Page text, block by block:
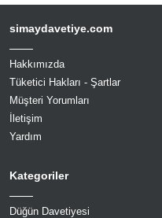
simaydavetiye.com
Hakkımızda
Tüketici Hakları - Şartlar
Müşteri Yorumları
İletişim
Yardım
Kategoriler
Düğün Davetiyesi